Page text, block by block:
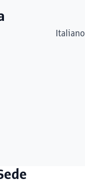
Italiano